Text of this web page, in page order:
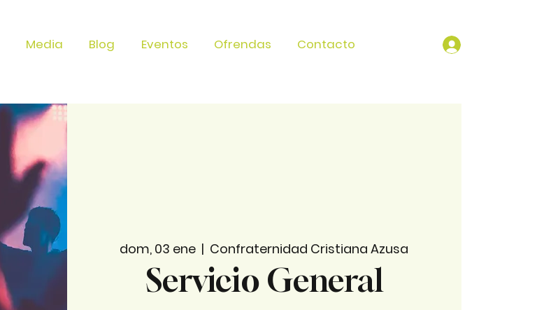
Media Blog Eventos Ofrendas Contacto
dom, 03 ene
  |
Confraternidad Cristiana Azusa
Servicio General